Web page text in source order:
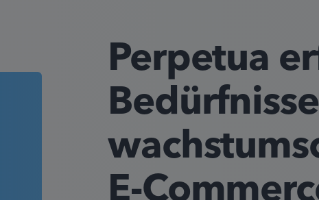
Perpetua
Bedürfnisse